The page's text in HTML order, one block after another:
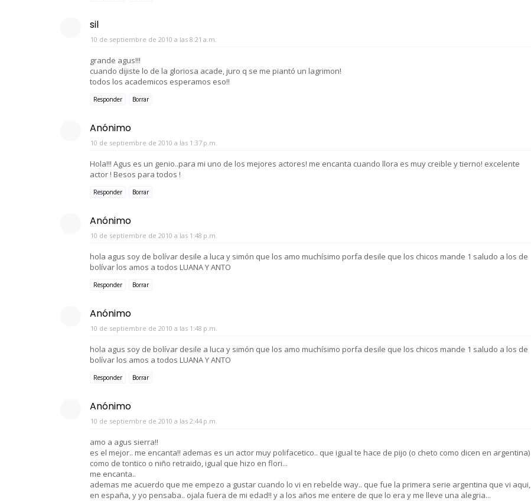
sil
10 de septiembre de 2010 a las 8:21 a.m.
grande agus!!!
cuando dijiste lo de la gloriosa acade, juro q se me piantó un lagrimon!
todos los academicos esperamos eso!!
Responder Borrar
Anónimo
10 de septiembre de 2010 a las 1:37 p.m.
Hola!!! Agus es un genio..para mi uno de los mejores actores! me encanta cuando llora es muy creible y tierno! excelente
actor ! Besos para todos !
Responder Borrar
Anónimo
10 de septiembre de 2010 a las 1:48 p.m.
hola agus soy de bolívar desile a luca y simón que los amo muchísimo porfa desile que los chicos mande 1 saludo a los de
bolívar los amos a todos LUANA Y ANTO
Responder Borrar
Anónimo
10 de septiembre de 2010 a las 1:48 p.m.
hola agus soy de bolívar desile a luca y simón que los amo muchísimo porfa desile que los chicos mande 1 saludo a los de
bolívar los amos a todos LUANA Y ANTO
Responder Borrar
Anónimo
10 de septiembre de 2010 a las 2:44 p.m.
amo a agus sierra!!
es el mejor.. me encanta!! ademas es un actor muy polifacetico.. que igual te hace de pijo (o cheto como dicen en argentina)
como de tontico o niño retraido, igual que hizo en flori...
me encanta..
ademas me acuerdo que me empezo a gustar cuando lo vi en rebelde way.. que fue la primera serie argentina que vi aqui,
en españa, y yo pensaba.. ojala fuera de mi edad!! y a los años me entere de que lo era y me lleve una alegria...